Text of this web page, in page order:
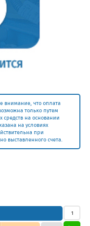
внимание, что оплата
только путем
на основании
на условиях
при
выставленного счета.